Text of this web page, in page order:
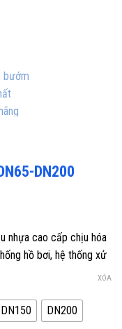
DN200
nhựa cao cấp chịu hóa
hồ bơi, hệ thống xử
DN150 DN200
XÓA